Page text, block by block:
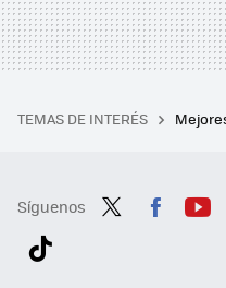
TEMAS DE INTERÉS
Síguenos